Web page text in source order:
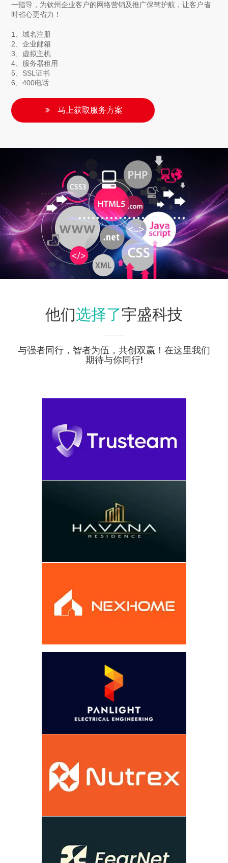
一指导，为钦州企业客户的网络营销及推广保驾护航，让客户省
时省心更省力！
1、域名注册
2、企业邮箱
3、虚拟主机
4、服务器租用
5、SSL证书
6、400电话
马上获取服务方案
他们选择了宇盛科技
与强者同行，智者为伍，共创双赢！在这里我们
期待与你同行!